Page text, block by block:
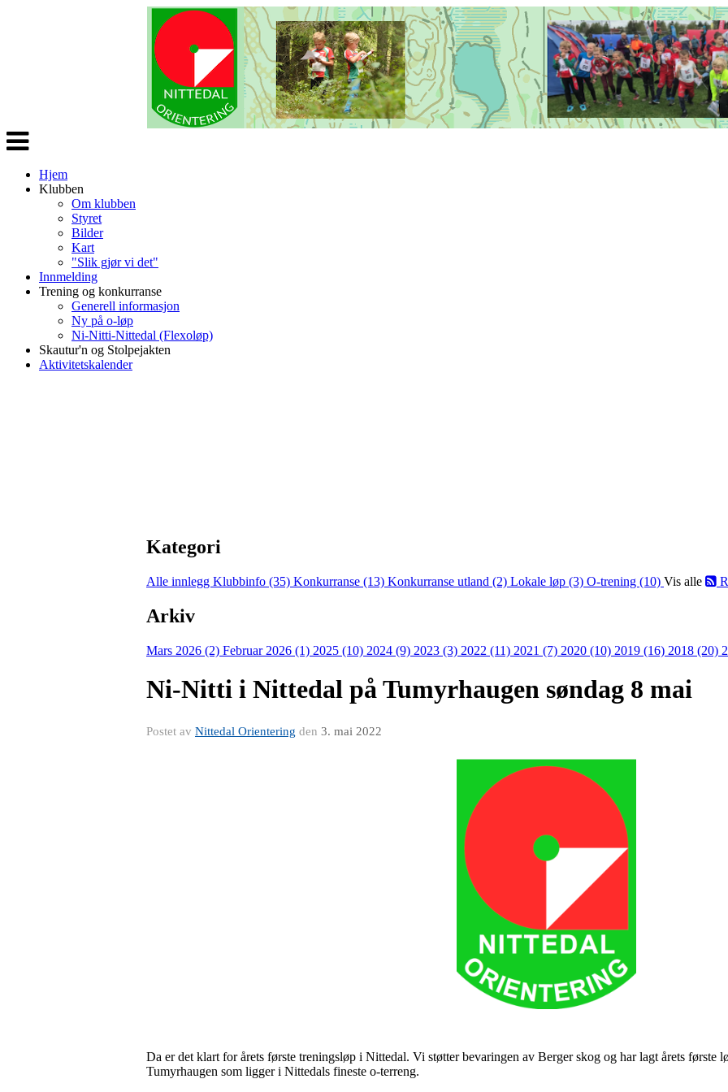
Veksle
navigasjon
Hjem
Klubben
Om klubben
Styret
Bilder
Kart
"Slik gjør vi det"
Innmelding
Trening og konkurranse
Generell informasjon
Ny på o-løp
Ni-Nitti-Nittedal (Flexoløp)
Skautur'n og Stolpejakten
Aktivitetskalender
Kategori
Alle innlegg Klubbinfo (35) Konkurranse (13) Konkurranse utland (2) Lokale løp (3) O-trening (10) Vis alle
Arkiv
Mars 2026 (2) Februar 2026 (1) 2025 (10) 2024 (9) 2023 (3) 2022 (11) 2021 (7) 2020 (10) 2019 (16) 2018 (20)
Ni-Nitti i Nittedal på Tumyrhaugen søndag 8 mai
Postet av Nittedal Orientering den 3. mai 2022
Da er det klart for årets første treningsløp i Nittedal. Vi støtter bevaringen av Berger skog og har lagt årets første
Tumyrhaugen som ligger i Nittedals fineste o-terreng.